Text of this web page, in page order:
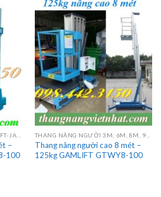
–
100
Thang nâng người cao 8 mét –
125kg GAMLIFT GTWY8-100